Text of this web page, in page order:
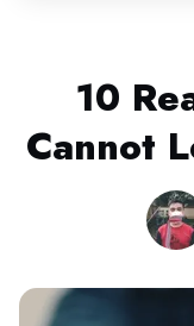
10
Cannot